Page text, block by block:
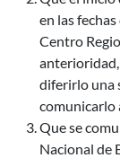
en las
Centro
anterioridad,
diferirlo una
comunicarlo
Que se
Nacional de